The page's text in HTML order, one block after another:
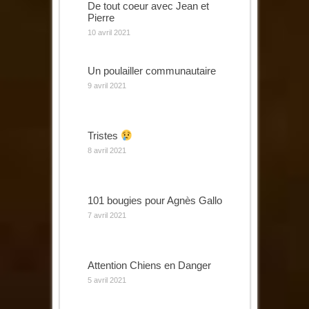
De tout coeur avec Jean et
Pierre
10 avril 2021
Un poulailler communautaire
9 avril 2021
Tristes
8 avril 2021
101 bougies pour Agnès Gallo
7 avril 2021
Attention Chiens en Danger
5 avril 2021